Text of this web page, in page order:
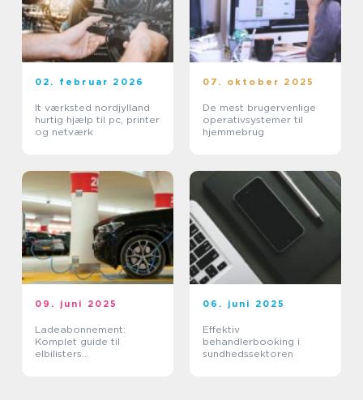
02. februar 2026
It værksted nordjylland
hurtig hjælp til pc, printer
og netværk
07. oktober 2025
De mest brugervenlige
operativsystemer til
hjemmebrug
09. juni 2025
Ladeabonnement:
Komplet guide til
elbilisters
06. juni 2025
Effektiv
behandlerbooking i
sundhedssektoren